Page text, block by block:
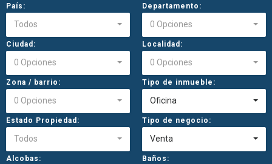
País:
Todos
Departamento:
0 Opciones
Ciudad:
0 Opciones
Localidad:
0 Opciones
Zona / barrio:
0 Opciones
Tipo de inmueble:
Oficina
Estado Propiedad:
Todos
Tipo de negocio:
Venta
Alcobas: Baños: